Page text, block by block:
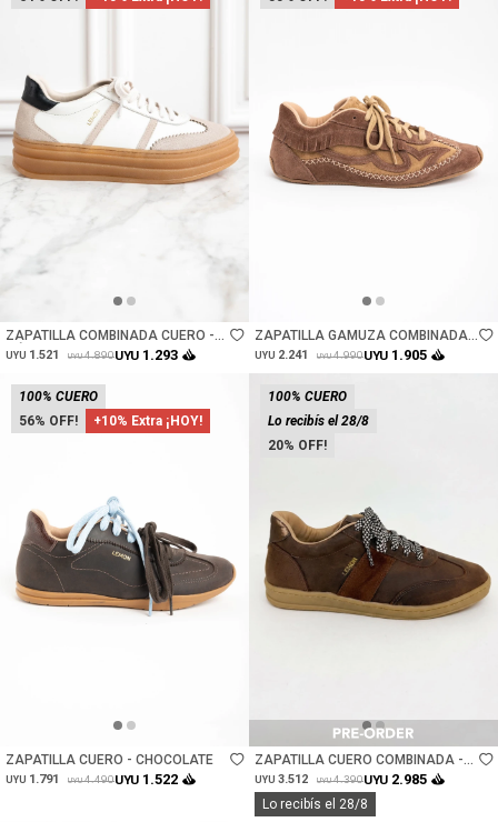
ZAPATILLA COMBINADA CUERO -
NÁCAR
UYU 1.521 UYU 4.890UYU 1.293
ZAPATILLA GAMUZA COMBINADA
C FLECOS - CAMEL
UYU 2.241 UYU 4.990UYU 1.905
56 +10% Extra ¡HOY!
100% CUERO
ZAPATILLA CUERO - CHOCOLATE
UYU 1.791 UYU 4.490UYU 1.522
20
100% CUERO
Lo recibís el 28/8
Talle
ZAPATILLA CUERO COMBINADA -
CHOCOLATE
UYU 3.512 UYU 4.390UYU 2.985
Lo recibís el 28/8